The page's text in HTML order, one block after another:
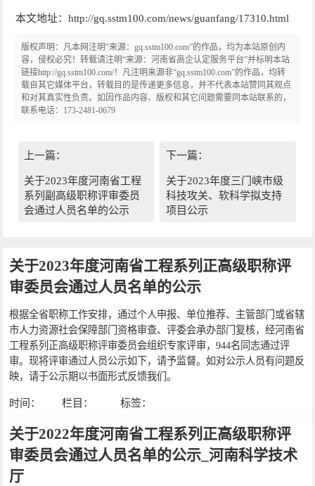
本文地址：http://gq.sstm100.com/news/guanfang/17310.html
版权声明：凡本网注明"来源：gq.sstm100.com”的作品，均为本站原创内
容，侵权必究！转载请注明“来源：河南省高企认定服务平台”并标明本站
链接http://gq.sstm100.com/！凡注明来源非“gq.sstm100.com”的作品，均转
载自其它媒体平台，转载目的是传递更多信息，并不代表本站赞同其观点
和对其真实性负责。如因作品内容、版权和其它问题需要同本站联系的，
联系电话：173-2481-0679
上一篇：
关于2023年度河南省工程
系列副高级职称评审委员
会通过人员名单的公示
下一篇：
关于2023年度三门峡市级
科技攻关、软科学拟支持
项目公示
关于2023年度河南省工程系列正高级职称评
审委员会通过人员名单的公示
根据全省职称工作安排，通过个人申报、单位推荐、主管部门或省辖
市人力资源社会保障部门资格审查、评委会承办部门复核，经河南省
工程系列正高级职称评审委员会组织专家评审，944名同志通过评
审。现将评审通过人员公示如下，请予监督。如对公示人员有问题反
映，请于公示期以书面形式反馈我们。
时间： 栏目： 标签：
关于2022年度河南省工程系列正高级职称评
审委员会通过人员名单的公示_河南科学技术
厅